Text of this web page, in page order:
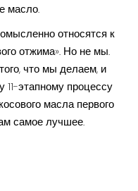
масло.
относятся к
отжима». Но не мы.
что мы делаем, и
этапному процессу
масла первого
самое лучшее.